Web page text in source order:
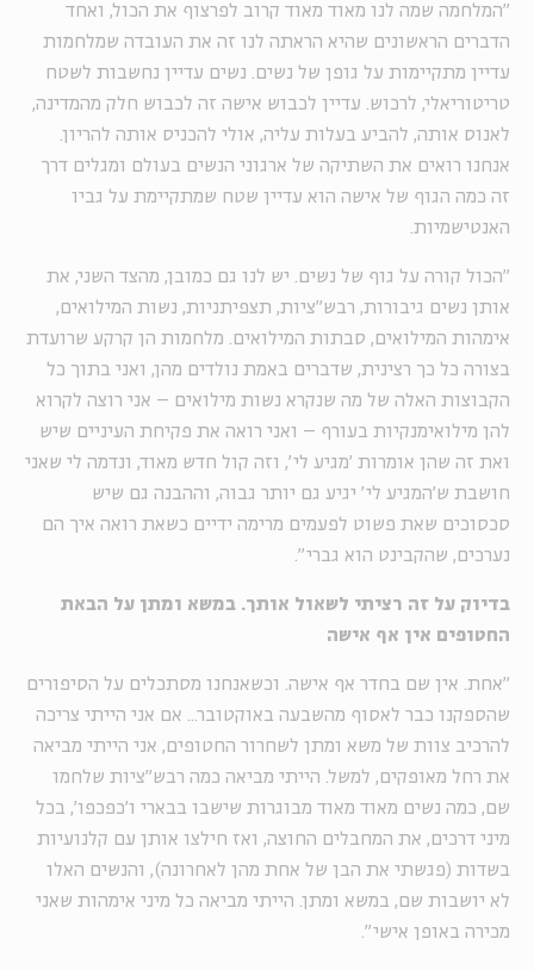
"המלחמה שמה לנו מאוד מאוד קרוב לפרצוף את הכול, ואחד
הדברים הראשונים שהיא הראתה לנו זה את העובדה שמלחמות
עדיין מתקיימות על גופן של נשים. נשים עדיין נחשבות לשטח
טריטוריאלי, לרכוש. עדיין לכבוש אישה זה לכבוש חלק מהמדינה,
לאנוס אותה, להביע בעלות עליה, אולי להכניס אותה להריון.
אנחנו רואים את השתיקה של ארגוני הנשים בעולם ומגלים דרך
זה כמה הגוף של אישה הוא עדיין שטח שמתקיימת על גביו
האנטישמיות.
"הכול קורה על גוף של נשים. יש לנו גם כמובן, מהצד השני, את
אותן נשים גיבורות, רבש"ציות, תצפיתניות, נשות המילואים,
אימהות המילואים, סבתות המילואים. מלחמות הן קרקע שרועדת
בצורה כל כך רצינית, שדברים באמת נולדים מהן, ואני בתוך כל
הקבוצות האלה של מה שנקרא נשות מילואים – אני רוצה לקרוא
להן מילואימנקיות בעורף – ואני רואה את פקיחת העיניים שיש
ואת זה שהן אומרות ׳מגיע לי׳, וזה קול חדש מאוד, ונדמה לי שאני
חושבת ש'המגיע לי' יגיע גם יותר גבוה, וההבנה גם שיש
סכסוכים שאת פשוט לפעמים מרימה ידיים כשאת רואה איך הם
נערכים, שהקבינט הוא גברי".
בדיוק על זה רציתי לשאול אותך. במשא ומתן על הבאת
החטופים אין אף אישה
"אחת. אין שם בחדר אף אישה. וכשאנחנו מסתכלים על הסיפורים
שהספקנו כבר לאסוף מהשבעה באוקטובר... אם אני הייתי צריכה
להרכיב צוות של משא ומתן לשחרור החטופים, אני הייתי מביאה
את רחל מאופקים, למשל. הייתי מביאה כמה רבש"ציות שלחמו
שם, כמה נשים מאוד מאוד מבוגרות שישבו בבארי ו'כפכפו', בכל
מיני דרכים, את המחבלים החוצה, ואז חילצו אותן עם קלנועיות
בשדות (פגשתי את הבן של אחת מהן לאחרונה), והנשים האלו
לא יושבות שם, במשא ומתן. הייתי מביאה כל מיני אימהות שאני
מכירה באופן אישי".